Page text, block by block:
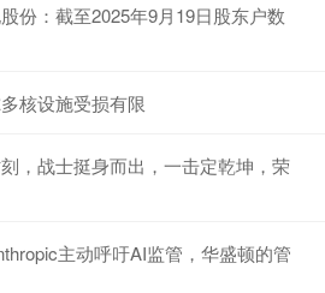
份：截至2025年9月19日股东户数
核设施受损有限
，战士挺身而出，一击定乾坤，荣
主动呼吁AI监管，华盛顿的管